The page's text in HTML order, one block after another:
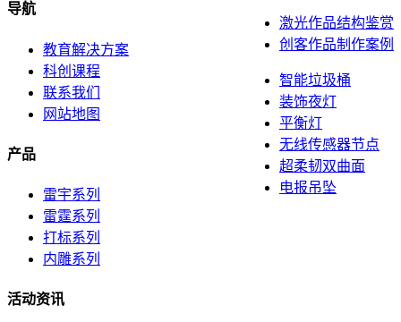
激光作品结构鉴赏
创客作品制作案例
智能垃圾桶
装饰夜灯
平衡灯
无线传感器节点
超柔韧双曲面
电报吊坠
导航
教育解决方案
科创课程
联系我们
网站地图
产品
雷宇系列
雷霆系列
打标系列
内雕系列
活动资讯